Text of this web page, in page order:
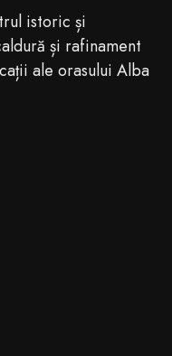
istoric și
și rafinament
ale orasului Alba